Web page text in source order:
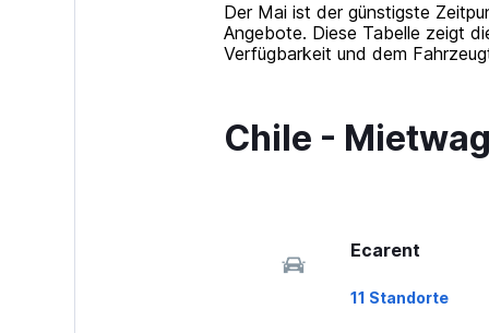
Der Mai ist der günstigste
Angebote. Diese Tabelle zeigt
Verfügbarkeit und dem
Chile -
Ecarent
11 Standorte